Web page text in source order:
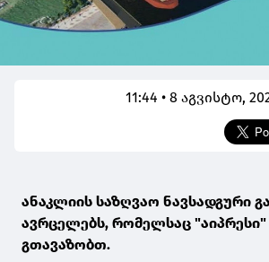
11:44 • 8 აგვისტო,
ანაკლიის საზღვაო ნავსადგური
ავრცელებს, რომელსაც
გთავაზობთ.